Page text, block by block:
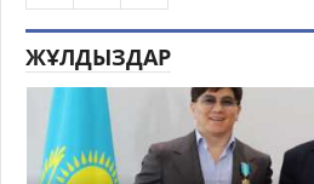
ЖҰЛДЫЗДАР